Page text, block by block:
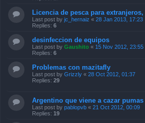
Licencia de pesca para
Last post by jc_hernaiz « 28 Jan 2013, 17:23
Replies: 6
desinfeccion de equipos
Last post by Gaushito « 15 Nov 2012, 23:55
Replies: 6
Problemas con mazitafly
Last post by Grizzly « 28 Oct 2012, 01:37
Replies: 29
Argentino que viene a cazar pumas
Last post by pablopvb « 21 Oct 2012, 00:09
Replies: 19